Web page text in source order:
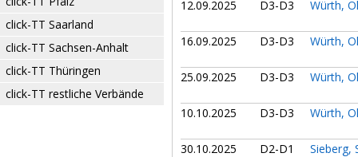
click-TT Saarland
click-TT Sachsen-Anhalt
click-TT Thüringen
click-TT restliche Verbände
12.09.2025 D3-D3 Würth,
16.09.2025 D3-D3 Würth,
25.09.2025 D3-D3 Würth,
10.10.2025 D3-D3 Würth,
30.10.2025 D2-D1 Sieberg,